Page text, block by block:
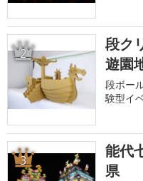
2
段ク
遊園
段ボー
験型イ
3
能代
県